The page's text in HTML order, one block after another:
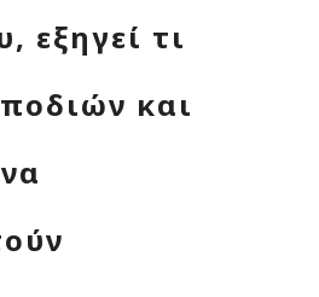
εξηγεί τι
και